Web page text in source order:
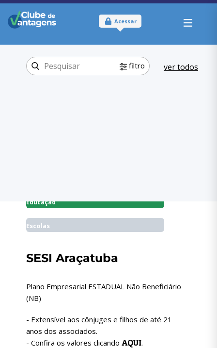
Acessar
filtro ver todos
Educação
Escolas
SESI Araçatuba
Plano Empresarial ESTADUAL Não Beneficiário
(NB)
- Extensível aos cônjuges e filhos de até 21
anos dos associados.
- Confira os valores clicando AQUI.